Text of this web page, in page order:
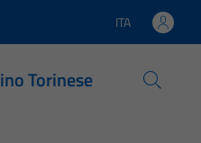
Lingua attiva:
ITA
Torinese